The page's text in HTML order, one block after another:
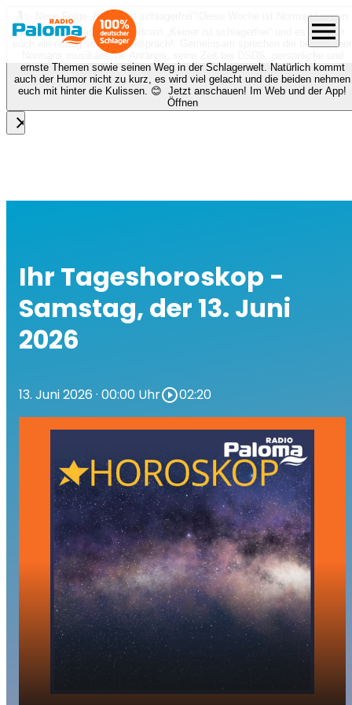
🎙️✨ Neue Folge „Keiner ist schlagerfrei“!
Diese Woche ist Norman Langen
bei Nora zu Gast beim Podcast „Keiner ist schlagerfrei“ und es erwartet
euch ein richtig schönes Gespräch! Gemeinsam sprechen die beiden über
Normans musikalische Anfänge, seine Zeit bei DSDS, persönliche und
ernste Themen sowie seinen Weg in der Schlagerwelt. Natürlich kommt
auch der Humor nicht zu kurz, es wird viel gelacht und die beiden nehmen
euch mit hinter die Kulissen. 😊 Jetzt anschauen! Im Web und der App!
Öffnen
close
menu
Ihr Tageshoroskop -
Samstag, der 13. Juni
2026
13. Juni 2026 · 00:00 Uhrplay_circle_outline02:20